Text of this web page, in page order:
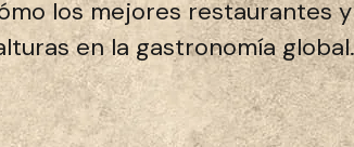
los mejores restaurantes
en la gastronomía global.